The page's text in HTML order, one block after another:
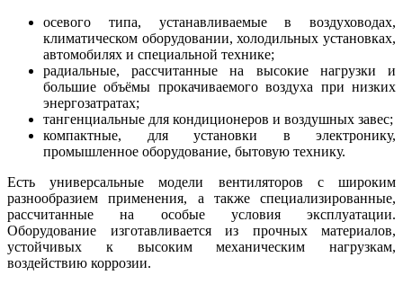
осевого типа, устанавливаемые в воздуховодах,
климатическом оборудовании, холодильных установках,
автомобилях и специальной технике;
радиальные, рассчитанные на высокие нагрузки и
большие объёмы прокачиваемого воздуха при низких
энергозатратах;
тангенциальные для кондиционеров и воздушных завес;
компактные, для установки в электронику,
промышленное оборудование, бытовую технику.
Есть универсальные модели вентиляторов с широким
разнообразием применения, а также специализированные,
рассчитанные на особые условия эксплуатации.
Оборудование изготавливается из прочных материалов,
устойчивых к высоким механическим нагрузкам,
воздействию коррозии.